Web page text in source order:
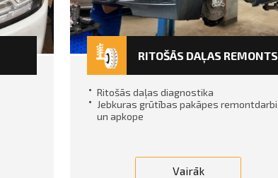
RITOŠĀS DAĻAS REMONTS
Ritošās daļas diagnostika
Jebkuras grūtības pakāpes remontdarbi
un apkope
Vairāk